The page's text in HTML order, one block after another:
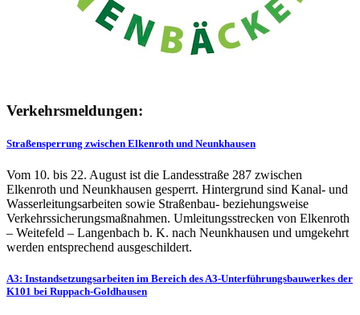
Verkehrsmeldungen:
Straßensperrung zwischen Elkenroth und Neunkhausen
Vom 10. bis 22. August ist die Landesstraße 287 zwischen
Elkenroth und Neunkhausen gesperrt. Hintergrund sind Kanal- und
Wasserleitungsarbeiten sowie Straßenbau- beziehungsweise
Verkehrssicherungsmaßnahmen. Umleitungsstrecken von Elkenroth
– Weitefeld – Langenbach b. K. nach Neunkhausen und umgekehrt
werden entsprechend ausgeschildert.
A3: Instandsetzungsarbeiten im Bereich des A3-Unterführungsbauwerkes der
K101 bei Ruppach-Goldhausen